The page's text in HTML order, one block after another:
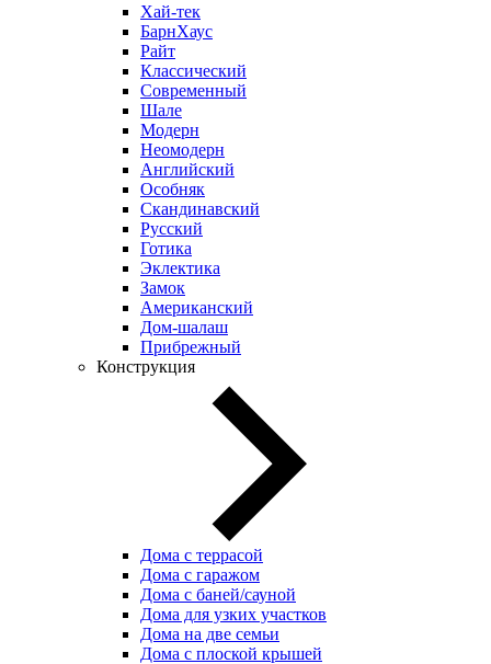
Хай-тек
БарнХаус
Райт
Классический
Современный
Шале
Модерн
Неомодерн
Английский
Особняк
Скандинавский
Русский
Готика
Эклектика
Замок
Американский
Дом-шалаш
Прибрежный
Конструкция
Дома с террасой
Дома с гаражом
Дома с баней/сауной
Дома для узких участков
Дома на две семьи
Дома с плоской крышей